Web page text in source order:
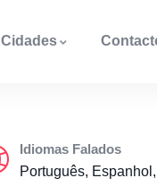
Cidades
Idiomas Falados
Português,